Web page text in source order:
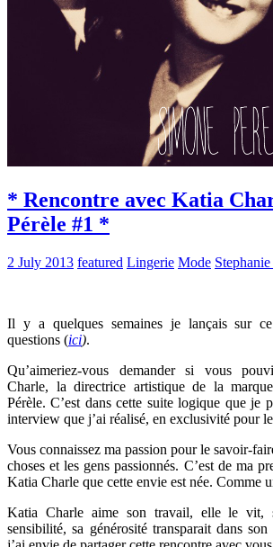
* Rencontre avec Katia
Pérèle #1 *
2 July 2013 featured Lingerie Mode
Il y a quelques semaines je lançais sur
questions (ici).
Qu’aimeriez-vous demander si vous
Charle, la directrice artistique de la
Pérèle. C’est dans cette suite logique que je
interview que j’ai réalisé, en exclusivité pour
Vous connaissez ma passion pour le savoir-
choses et les gens passionnés. C’est de ma
Katia Charle que cette envie est née. Comme
Katia Charle aime son travail, elle le vit,
sensibilité, sa générosité transparait dans